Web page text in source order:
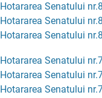
Hotararea Senatului
Hotararea Senatului
Hotararea Senatului
Hotararea Senatului
Hotararea Senatului
Hotararea Senatului